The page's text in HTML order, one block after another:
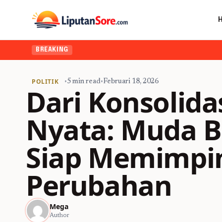
BREAKING
POLITIK •5 min read•Februari 18, 2026
Dari
Nyata: Muda
Siap
Perubahan
Mega
Author